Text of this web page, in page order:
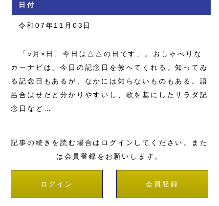
日付
令和07年11月03日
「○月×日、今日は△△の日です」。おしゃべりな
カーナビは、今日の記念日を教へてくれる。知ってゐ
る記念日もあるが、なかには知らないものもある。語
呂合はせだと分かりやすいし、歌を基にしたサラダ記
念日など…
記事の続きを読む場合はログインしてください。また
は会員登録をお願いします。
ログイン 会員登録